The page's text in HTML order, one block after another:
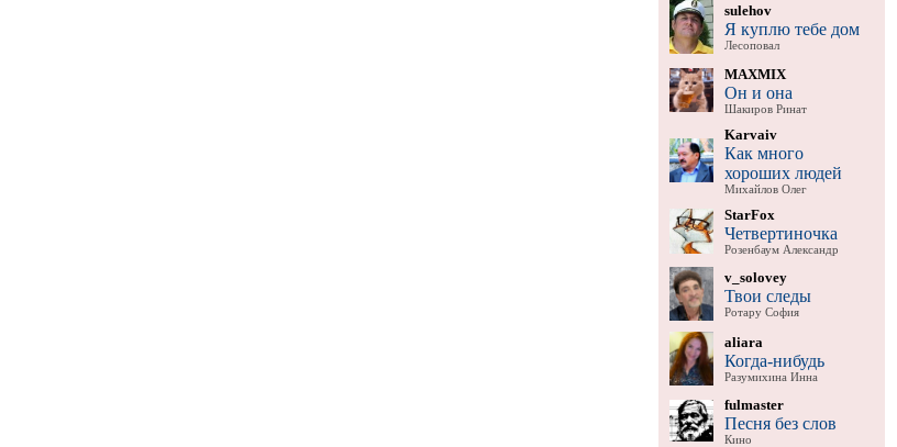
sulehov
Я куплю тебе дом
Лесоповал
MAXMIX
Он и она
Шакиров Ринат
Karvaiv
Как много
хороших людей
Михайлов Олег
StarFox
Четвертиночка
Розенбаум Александр
v_solovey
Твои следы
Ротару София
aliara
Когда-нибудь
Разумихина Инна
fulmaster
Песня без слов
Кино